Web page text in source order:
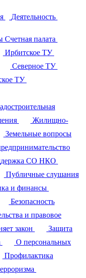
Деятельность
Счетная палата
Ирбитское ТУ
Северное ТУ
ТУ
Жилищно-
Земельные вопросы
СО НКО
Публичные слушания
и финансы
Безопасность
и правовое
закон
Защита
О персональных
Профилактика